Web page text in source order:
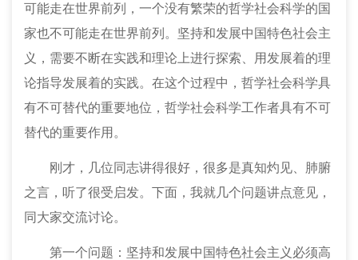
可能走在世界前列，一个没有繁荣的哲学社会科学的国
家也不可能走在世界前列。坚持和发展中国特色社会主
义，需要不断在实践和理论上进行探索、用发展着的理
论指导发展着的实践。在这个过程中，哲学社会科学具
有不可替代的重要地位，哲学社会科学工作者具有不可
替代的重要作用。
刚才，几位同志讲得很好，很多是真知灼见、肺腑
之言，听了很受启发。下面，我就几个问题讲点意见，
同大家交流讨论。
第一个问题：坚持和发展中国特色社会主义必须高